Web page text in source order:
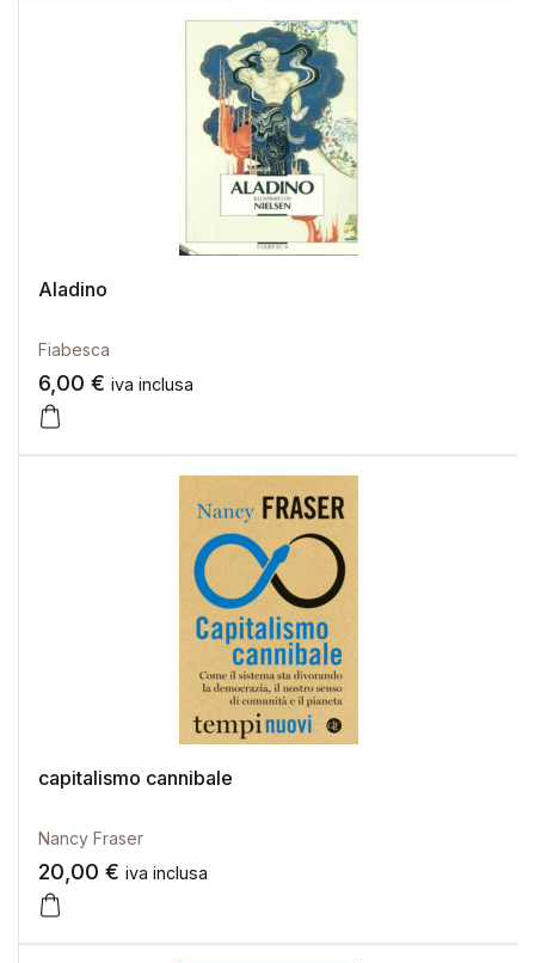
Aladino
Fiabesca
6,00 € iva inclusa
capitalismo cannibale
Nancy Fraser
20,00 € iva inclusa